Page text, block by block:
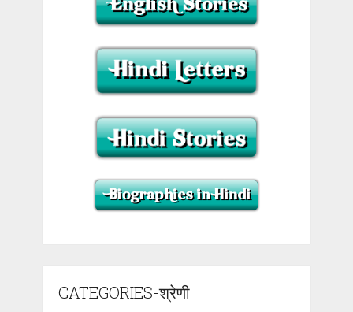
CATEGORIES-श्रेणी